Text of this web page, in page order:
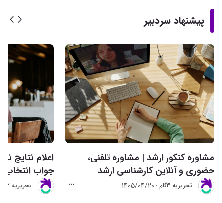
پیشنهاد سردبیر
مشاوره کنکور ارشد | مشاوره تلفنی،
حضوری و آنلاین کارشناسی ارشد
تحريريه 3گام 1405/04/20
جواب انتخاب
تحريريه 3گام